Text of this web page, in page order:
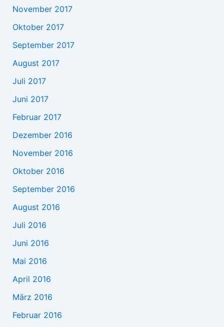
November 2017
Oktober 2017
September 2017
August 2017
Juli 2017
Juni 2017
Februar 2017
Dezember 2016
November 2016
Oktober 2016
September 2016
August 2016
Juli 2016
Juni 2016
Mai 2016
April 2016
März 2016
Februar 2016